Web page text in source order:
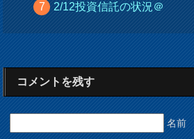
2/12投資信託の状況＠
コメントを残す
名前